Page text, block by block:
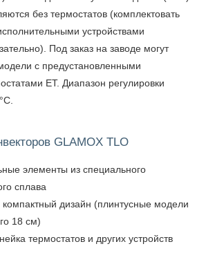
без термостатов (комплектовать
устройствами
Под заказ на заводе могут
с предустановленными
ET. Диапазон регулировки
GLAMOX TLO
элементы из специального
сплава
дизайн (плинтусные модели
18 см)
термостатов и других устройств